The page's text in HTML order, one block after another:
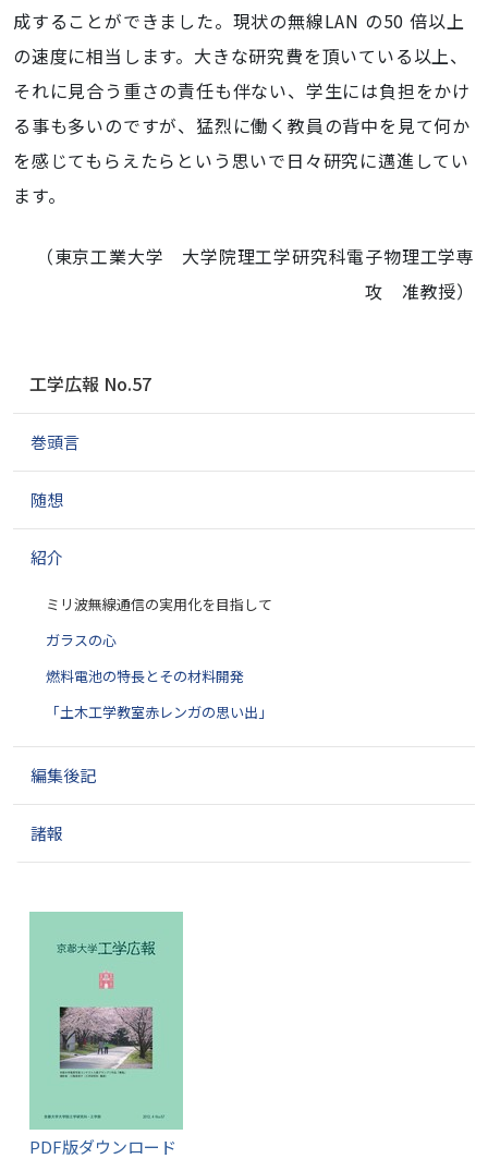
成することができました。現状の無線LAN の50 倍以上
の速度に相当します。大きな研究費を頂いている以上、
それに見合う重さの責任も伴ない、学生には負担をかけ
る事も多いのですが、猛烈に働く教員の背中を見て何か
を感じてもらえたらという思いで日々研究に邁進してい
ます。
（東京工業大学 大学院理工学研究科電子物理工学専
攻 准教授）
ゲ
シ
ン
工学広報 No.57
巻頭言
随想
紹介
ミリ波無線通信の実用化を目指して
ガラスの心
燃料電池の特長とその材料開発
「土木工学教室赤レンガの思い出」
編集後記
諸報
PDF版ダウンロード